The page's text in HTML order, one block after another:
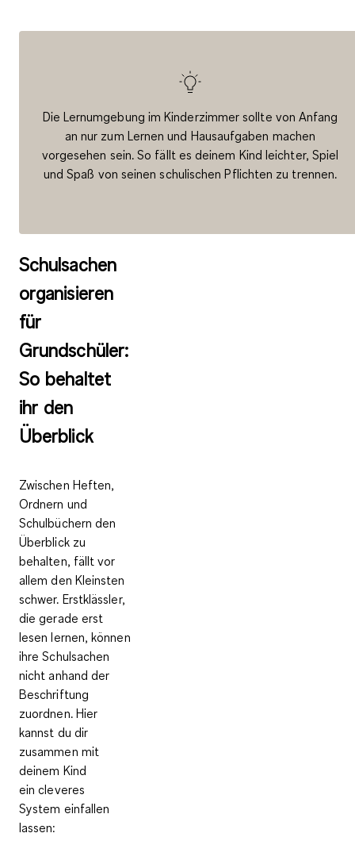
Die Lernumgebung im Kinderzimmer sollte von Anfang
an nur zum Lernen und Hausaufgaben machen
vorgesehen sein. So fällt es deinem Kind leichter, Spiel
und Spaß von seinen schulischen Pflichten zu trennen.
Schulsachen
organisieren
für
Grundschüler:
So behaltet
ihr den
Überblick
Zwischen Heften,
Ordnern und
Schulbüchern den
Überblick zu
behalten, fällt vor
allem den Kleinsten
schwer. Erstklässler,
die gerade erst
lesen lernen, können
ihre Schulsachen
nicht anhand der
Beschriftung
zuordnen. Hier
kannst du dir
zusammen mit
deinem Kind
eincleveres
System einfallen
lassen: